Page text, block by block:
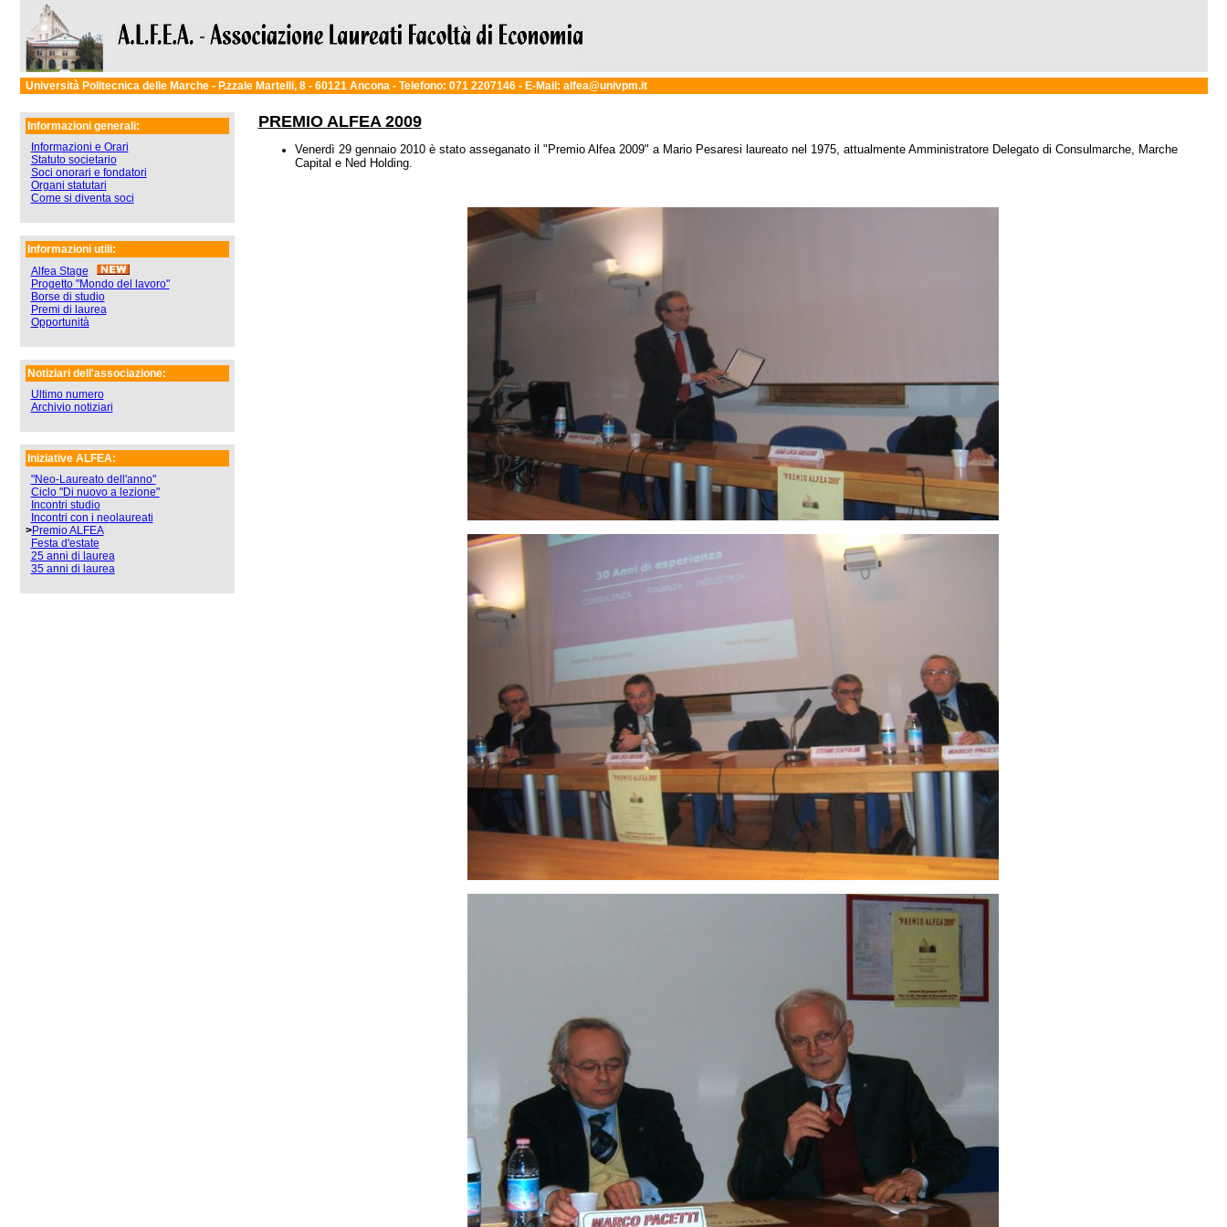
Università Politecnica delle Marche - P.zzale Martelli, 8 - 60121 Ancona - Telefono: 071 2207146 - E-Mail: alfea@univpm.it
Informazioni generali:
Informazioni e Orari
Statuto societario
Soci onorari e fondatori
Organi statutari
Come si diventa soci
Informazioni utili:
Alfea Stage
Progetto "Mondo del lavoro"
Borse di studio
Premi di laurea
Opportunità
Notiziari dell'associazione:
Ultimo numero
Archivio notiziari
Iniziative ALFEA:
"Neo-Laureato dell'anno"
Ciclo "Di nuovo a lezione"
Incontri studio
Incontri con i neolaureati
>Premio ALFEA
Festa d'estate
25 anni di laurea
35 anni di laurea
PREMIO ALFEA 2009
Venerdì 29 gennaio 2010 è stato asseganato il "Premio Alfea 2009" a Mario Pesaresi laureato nel 1975, attualmente Amministratore Delegato di Consulmarche, Marche
Capital e Ned Holding.